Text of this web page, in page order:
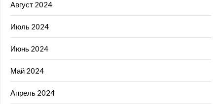
Август 2024
Июль 2024
Июнь 2024
Май 2024
Апрель 2024